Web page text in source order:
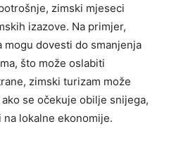
zimski mjeseci
izazove. Na primjer,
dovesti do smanjenja
što može oslabiti
zimski turizam može
se očekuje obilje snijega,
lokalne ekonomije.